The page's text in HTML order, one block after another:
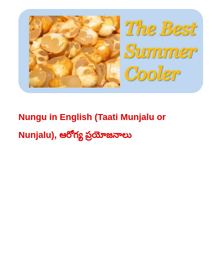
Nungu in English (Taati Munjalu or
Nunjalu), ఆరోగ్య ప్రయోజనాలు